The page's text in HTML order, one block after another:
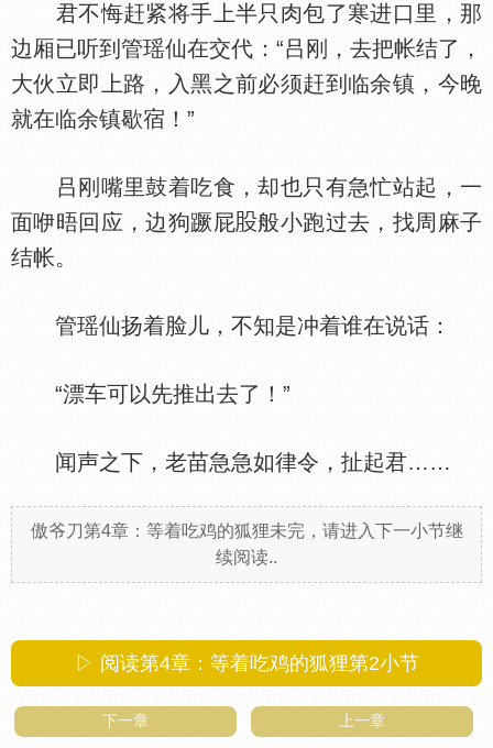
君不悔赶紧将手上半只肉包了寒进口里，那
边厢已听到管瑶仙在交代：“吕刚，去把帐结了，
大伙立即上路，入黑之前必须赶到临余镇，今晚
就在临余镇歇宿！”
吕刚嘴里鼓着吃食，却也只有急忙站起，一
面咿晤回应，边狗蹶屁
般小跑过去，找周麻子
结帐。
管瑶仙扬着脸儿，不知是冲着谁在说话：
“漂车可以先推出去了！”
闻声之下，老苗急急如律令，扯起君……
傲爷刀第4章：等着吃鸡的狐狸未完，请进入下一小节继
续阅读..
▷ 阅读第4章：等着吃鸡的狐狸第2小节
下一章 上一章